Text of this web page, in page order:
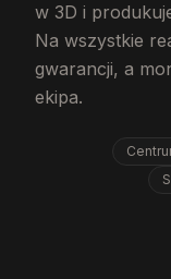
w 3D i
Na wszystkie
gwarancji, a
ekipa.